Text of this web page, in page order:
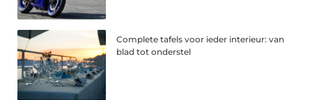
Complete tafels voor ieder interieur: van
blad tot onderstel